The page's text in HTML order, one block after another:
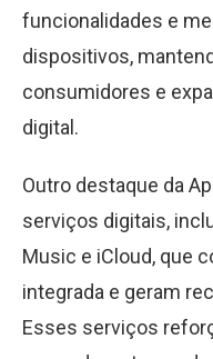
funcionalidades e
dispositivos,
consumidores e
digital.
Outro destaque da
serviços digitais,
Music e iCloud, que
integrada e geram
Esses serviços